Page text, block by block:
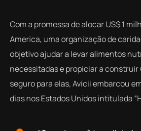
Com a promessa de alocar US$ 1
America, uma organização de
objetivo ajudar a levar alimentos
necessitadas e propiciar a
seguro para elas, Avicii embarcou
dias nos Estados Unidos intitulada